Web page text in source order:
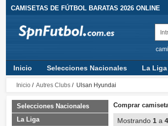
CAMISETAS DE FÚTBOL BARATAS 2026 ONLINE
Inicio Selecciones Nacionales La Liga
Inicio / Autres Clubs / Ulsan Hyundai
Selecciones Nacionales
La Liga
Comprar
Mostrando 1 a 4